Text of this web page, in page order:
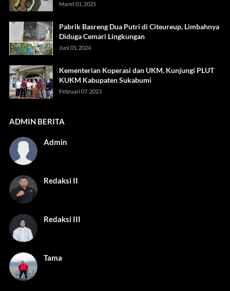
Maret 01, 2025
Pabrik Basreng Dua Putri di Citeureup, Limbahnya
Diduga Cemari Lingkungan
Juni 01, 2024
Kementerian Koperasi dan UKM, Kunjungi PLUT
KUKM Kabupaten Sukabumi
Februari 07, 2023
ADMIN BERITA
Admin
Redaksi II
Redaksi III
Tama